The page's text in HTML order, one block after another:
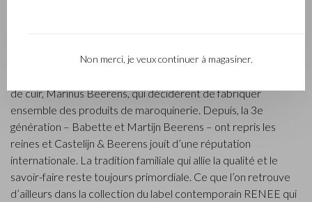
maroquinerie de luxe depuis 1945. L’entreprise a été créée à
de cuir, Marinus Beerens, qui décidèrent de fabriquer
ensemble des produits de maroquinerie. Depuis, la 3e
génération – Babette et Martijn Beerens – ont repris les
reines et Castelijn & Beerens jouit d’une réputation
internationale. La tradition familiale qui allie la qualité et le
savoir-faire reste toujours primordiale. Ce que l’on retrouve
d’ailleurs dans la collection du label contemporain RENEE qui
Non merci, je veux continuer à magasiner.